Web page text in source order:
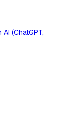
(ChatGPT,